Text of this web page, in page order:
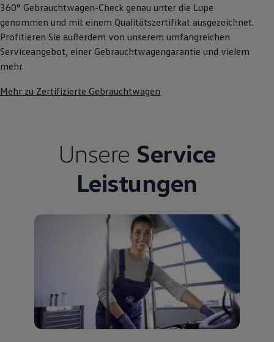
360° Gebrauchtwagen-Check genau unter die Lupe
genommen und mit einem Qualitätszertifikat ausgezeichnet.
Profitieren Sie außerdem von unserem umfangreichen
Serviceangebot, einer Gebrauchtwagengarantie und vielem
mehr.
Mehr zu Zertifizierte Gebrauchtwagen
Unsere Service
Leistungen